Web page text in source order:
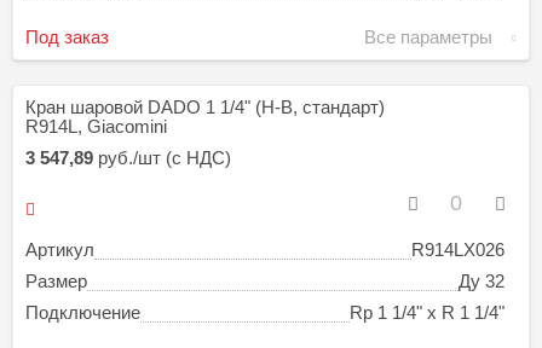
Под заказ Все параметры
Кран шаровой DADO 1 1/4" (Н-В, стандарт)
R914L, Giacomini
Артикул
R914LX026
Размер
Ду 32
Подключение
Rp 1 1/4" х R 1 1/4"
3 547,89 руб./шт (с НДС)